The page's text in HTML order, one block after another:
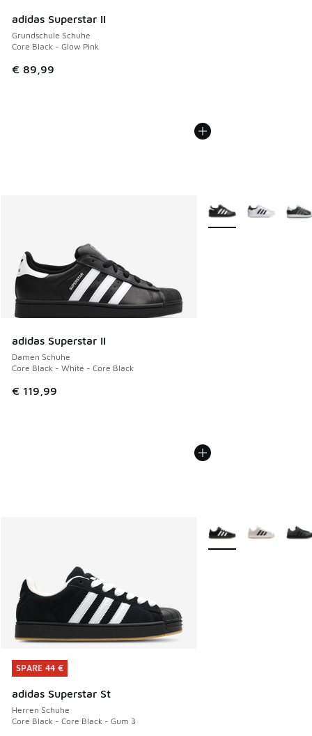
adidas Superstar II
Grundschule Schuhe
Core Black - Glow Pink
€ 89,99
adidas Superstar II
Damen Schuhe
Core Black - White - Core Black
€ 119,99
Weitere Farben
SPARE 44 €
adidas Superstar St
Herren Schuhe
Core Black - Core Black - Gum 3
SPARE 44 €
Weitere Farben